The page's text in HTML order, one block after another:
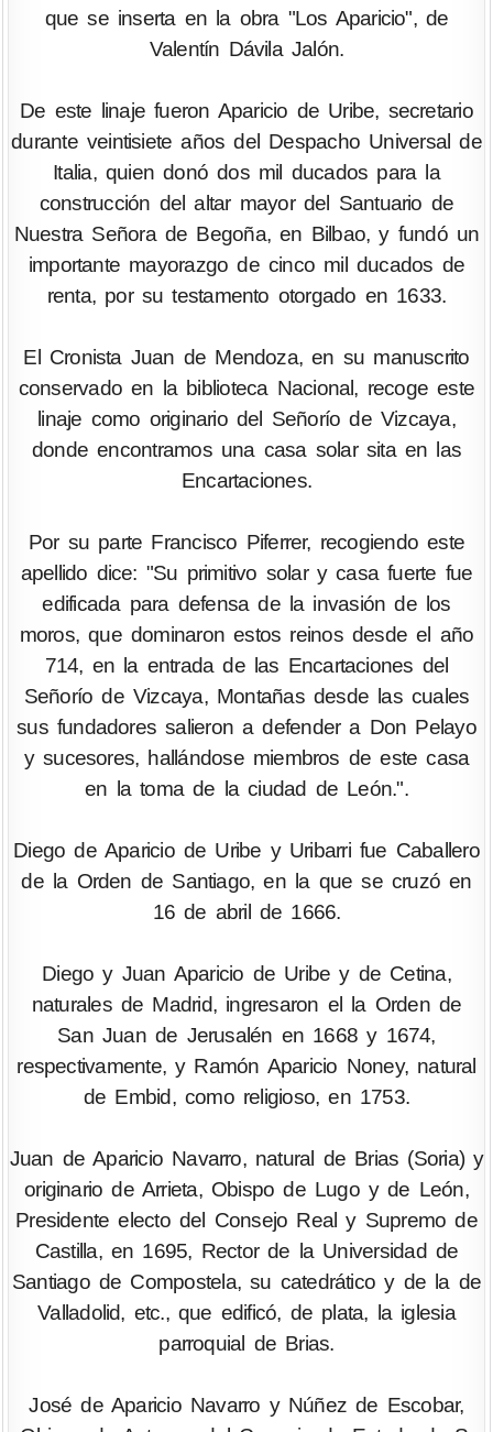
que se inserta en la obra "Los Aparicio", de
Valentín Dávila Jalón.
De este linaje fueron Aparicio de Uribe, secretario
durante veintisiete años del Despacho Universal de
Italia, quien donó dos mil ducados para la
construcción del altar mayor del Santuario de
Nuestra Señora de Begoña, en Bilbao, y fundó un
importante mayorazgo de cinco mil ducados de
renta, por su testamento otorgado en 1633.
El Cronista Juan de Mendoza, en su manuscrito
conservado en la biblioteca Nacional, recoge este
linaje como originario del Señorío de Vizcaya,
donde encontramos una casa solar sita en las
Encartaciones.
Por su parte Francisco Piferrer, recogiendo este
apellido dice: "Su primitivo solar y casa fuerte fue
edificada para defensa de la invasión de los
moros, que dominaron estos reinos desde el año
714, en la entrada de las Encartaciones del
Señorío de Vizcaya, Montañas desde las cuales
sus fundadores salieron a defender a Don Pelayo
y sucesores, hallándose miembros de este casa
en la toma de la ciudad de León.".
Diego de Aparicio de Uribe y Uribarri fue Caballero
de la Orden de Santiago, en la que se cruzó en
16 de abril de 1666.
Diego y Juan Aparicio de Uribe y de Cetina,
naturales de Madrid, ingresaron el la Orden de
San Juan de Jerusalén en 1668 y 1674,
respectivamente, y Ramón Aparicio Noney, natural
de Embid, como religioso, en 1753.
Juan de Aparicio Navarro, natural de Brias (Soria) y
originario de Arrieta, Obispo de Lugo y de León,
Presidente electo del Consejo Real y Supremo de
Castilla, en 1695, Rector de la Universidad de
Santiago de Compostela, su catedrático y de la de
Valladolid, etc., que edificó, de plata, la iglesia
parroquial de Brias.
José de Aparicio Navarro y Núñez de Escobar,